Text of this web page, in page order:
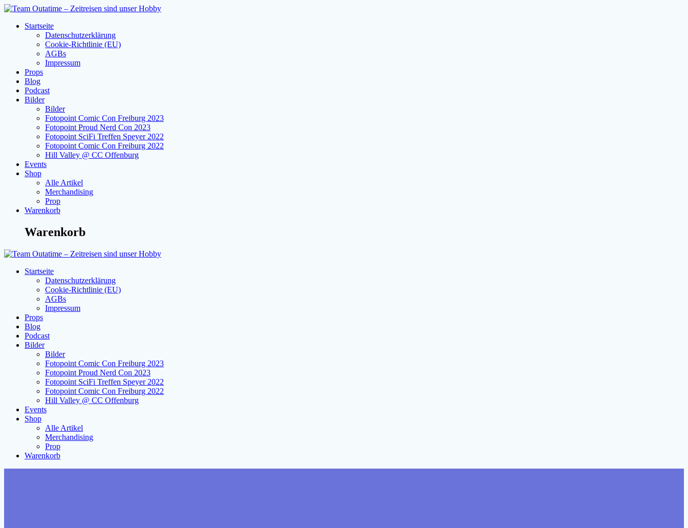
Zum
springenStartseite
Datenschutzerklärung
Cookie-Richtlinie (EU)
AGBs
Impressum
Props
Blog
Podcast
Bilder
Bilder
Fotopoint Comic Con Freiburg 2023
Fotopoint Proud Nerd Con 2023
Fotopoint SciFi Treffen Speyer 2022
Fotopoint Comic Con Freiburg 2022
Hill Valley @ CC Offenburg
Events
Shop
Alle Artikel
Merchandising
Prop
Warenkorb
Warenkorb
Startseite
Datenschutzerklärung
Cookie-Richtlinie (EU)
AGBs
Impressum
Props
Blog
Podcast
Bilder
Bilder
Fotopoint Comic Con Freiburg 2023
Fotopoint Proud Nerd Con 2023
Fotopoint SciFi Treffen Speyer 2022
Fotopoint Comic Con Freiburg 2022
Hill Valley @ CC Offenburg
Events
Shop
Alle Artikel
Merchandising
Prop
Warenkorb